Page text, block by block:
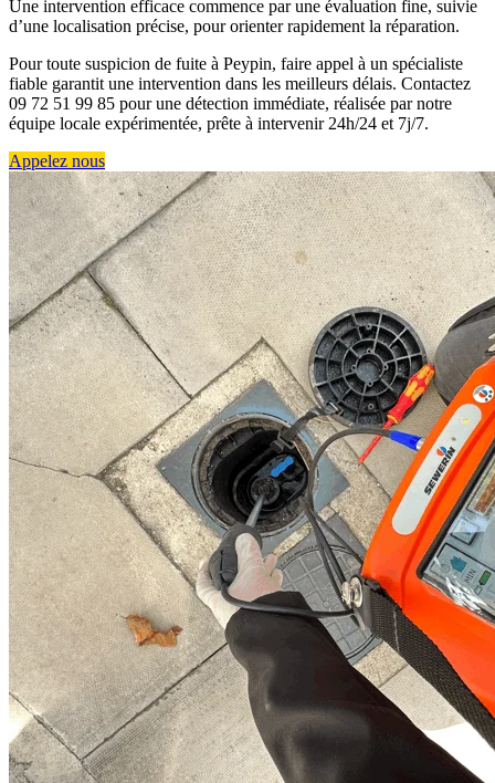
Une intervention efficace commence par une évaluation fine, suivie
d’une localisation précise, pour orienter rapidement la réparation.
Pour toute suspicion de fuite à Peypin, faire appel à un spécialiste
fiable garantit une intervention dans les meilleurs délais. Contactez
09 72 51 99 85 pour une détection immédiate, réalisée par notre
équipe locale expérimentée, prête à intervenir 24h/24 et 7j/7.
Appelez nous